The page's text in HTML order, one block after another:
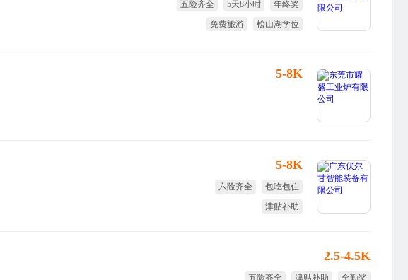
五险齐全 5天8小时
年终奖
免费旅游
松山湖学位
5-8K
5-8K
六险齐全
包吃包住
津贴补助
2.5-4.5K
五险齐全 津贴补助
全勤奖